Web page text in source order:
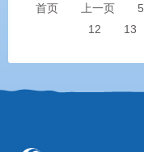
首页 上一页 5
12
13